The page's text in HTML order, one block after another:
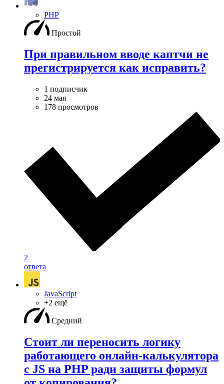
PHP
Простой
При правильном вводе каптчи не
прегистрируется как исправить?
1 подписчик
24 мая
178 просмотров
2
ответа
JavaScript
+2 ещё
Средний
Стоит ли переносить логику
работающего онлайн-калькулятора
с JS на PHP ради защиты формул